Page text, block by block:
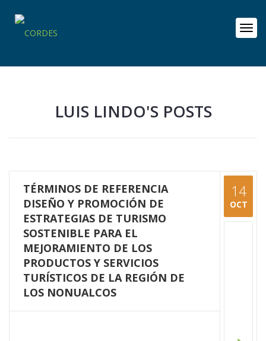
LUIS LINDO'S POSTS
TÉRMINOS DE REFERENCIA
DISEÑO Y PROMOCIÓN DE
ESTRATEGIAS DE TURISMO
SOSTENIBLE PARA EL
MEJORAMIENTO DE LOS
PRODUCTOS Y SERVICIOS
TURÍSTICOS DE LA REGIÓN DE
LOS NONUALCOS
14
OCT